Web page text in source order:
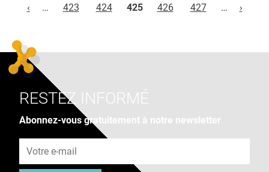
‹
… 423 424 425 426 427 … ›
RESTEZ INFORMÉ
Abonnez-vous gratuitement à notre newsletter